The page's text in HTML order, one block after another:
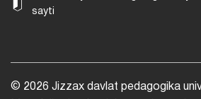
sayti
© 2026 Jizzax davlat pedagogika